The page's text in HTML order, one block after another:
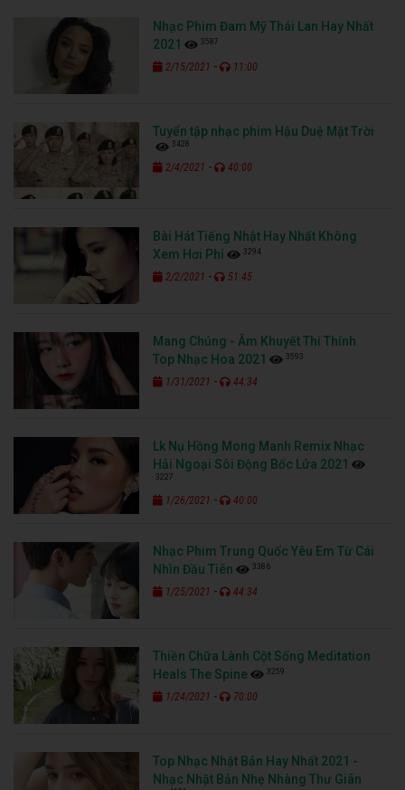
Nhạc Phim Đam Mỹ Thái Lan Hay Nhất
2021
3587
2/15/2021 - 11:00
Tuyển tập nhạc phim Hậu Duệ Mặt Trời
3428
2/4/2021 - 40:00
Bài Hát Tiếng Nhật Hay Nhất Không
Xem Hơi Phí
3294
2/2/2021 - 51:45
Mang Chủng - Âm Khuyết Thi Thính
Top Nhạc Hoa 2021
3593
1/31/2021 - 44:34
Lk Nụ Hồng Mong Manh Remix Nhạc
Hải Ngoại Sôi Động Bốc Lửa 2021
3227
1/26/2021 - 40:00
Nhạc Phim Trung Quốc Yêu Em Từ Cái
Nhìn Đầu Tiên
3386
1/25/2021 - 44:34
Thiền Chữa Lành Cột Sống Meditation
Heals The Spine
3259
1/24/2021 - 70:00
Top Nhạc Nhật Bản Hay Nhất 2021 -
Nhạc Nhật Bản Nhẹ Nhàng Thư Giãn